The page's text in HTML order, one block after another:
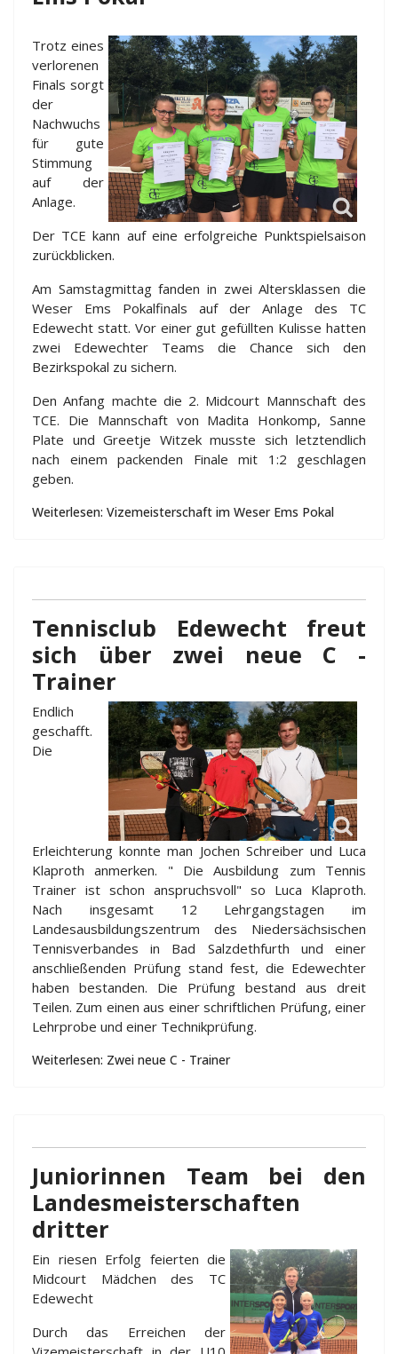
Trotz eines
verlorenen
Finals sorgt
der
Nachwuchs
für gute
Stimmung
auf der
Anlage.
Der TCE kann auf eine erfolgreiche Punktspielsaison
zurückblicken.
Am Samstagmittag fanden in zwei Altersklassen die
Weser Ems Pokalfinals auf der Anlage des TC
Edewecht statt. Vor einer gut gefüllten Kulisse hatten
zwei Edewechter Teams die Chance sich den
Bezirkspokal zu sichern.
Den Anfang machte die 2. Midcourt Mannschaft des
TCE. Die Mannschaft von Madita Honkomp, Sanne
Plate und Greetje Witzek musste sich letztendlich
nach einem packenden Finale mit 1:2 geschlagen
geben.
Weiterlesen: Vizemeisterschaft im Weser Ems Pokal
Tennisclub Edewecht freut
sich über zwei neue C -
Trainer
Endlich
geschafft.
Die
Erleichterung konnte man Jochen Schreiber und Luca
Klaproth anmerken. " Die Ausbildung zum Tennis
Trainer ist schon anspruchsvoll" so Luca Klaproth.
Nach insgesamt 12 Lehrgangstagen im
Landesausbildungszentrum des Niedersächsischen
Tennisverbandes in Bad Salzdethfurth und einer
anschließenden Prüfung stand fest, die Edewechter
haben bestanden. Die Prüfung bestand aus dreit
Teilen. Zum einen aus einer schriftlichen Prüfung, einer
Lehrprobe und einer Technikprüfung.
Weiterlesen: Zwei neue C - Trainer
Juniorinnen Team bei den
Landesmeisterschaften
dritter
Ein riesen Erfolg feierten die
Midcourt Mädchen des TC
Edewecht
Durch das Erreichen der